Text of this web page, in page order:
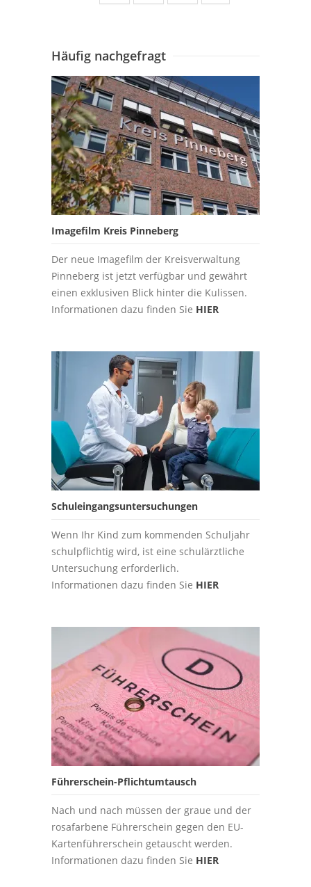
Häufig nachgefragt
Imagefilm Kreis Pinneberg
Der neue Imagefilm der Kreisverwaltung
Pinneberg ist jetzt verfügbar und gewährt
einen exklusiven Blick hinter die Kulissen.
Informationen dazu finden Sie HIER
Schuleingangsuntersuchungen
Wenn Ihr Kind zum kommenden Schuljahr
schulpflichtig wird, ist eine schulärztliche
Untersuchung erforderlich.
Informationen dazu finden Sie HIER
Führerschein-Pflichtumtausch
Nach und nach müssen der graue und der
rosafarbene Führerschein gegen den EU-
Kartenführerschein getauscht werden.
Informationen dazu finden Sie HIER